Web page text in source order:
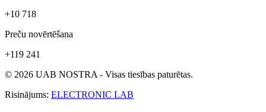
+10 718
Preču novērtēšana
+119 241
© 2026 UAB NOSTRA - Visas tiesības paturētas.
Risinājums: ELECTRONIC LAB